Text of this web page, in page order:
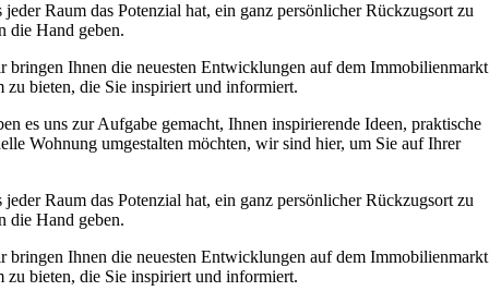
Raum das Potenzial hat, ein ganz persönlicher Rückzugsort zu
die Hand geben.
Ihnen die neuesten Entwicklungen auf dem Immobilienmarkt
zu bieten, die Sie inspiriert und informiert.
es uns zur Aufgabe gemacht, Ihnen inspirierende Ideen, praktische
Wohnung umgestalten möchten, wir sind hier, um Sie auf Ihrer
Raum das Potenzial hat, ein ganz persönlicher Rückzugsort zu
die Hand geben.
Ihnen die neuesten Entwicklungen auf dem Immobilienmarkt
zu bieten, die Sie inspiriert und informiert.